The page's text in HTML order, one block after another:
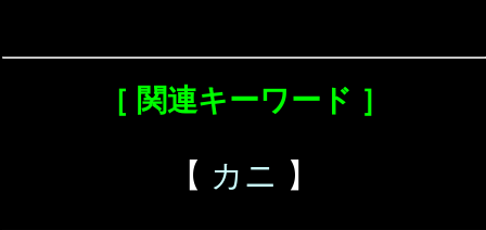
［ 関連キーワード ］
【 カニ 】